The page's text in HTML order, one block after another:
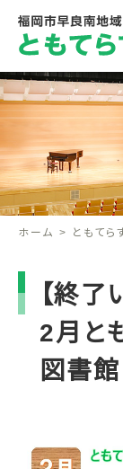
ホーム ともてら
【終
2月と
図書